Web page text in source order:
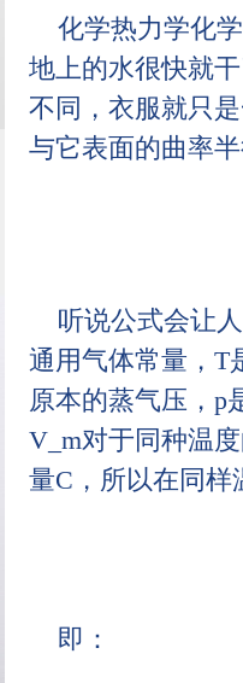
化学热力学化
地上的水很快就
不同，衣服就只
与它表面的曲率
听说公式会让
通用气体常量，T
原本的蒸气压，p
V_m对于同种温
量C，所以在同样
即：